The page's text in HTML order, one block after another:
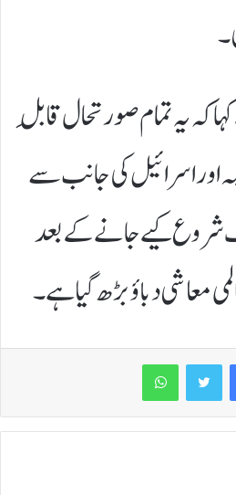
کہ یہ تمام صورتحال قابلِ
اور اسرائیل کی جانب سے
کیے جانے کے بعد
معاشی دباؤ بڑھ گیا ہے۔
WhatsApp